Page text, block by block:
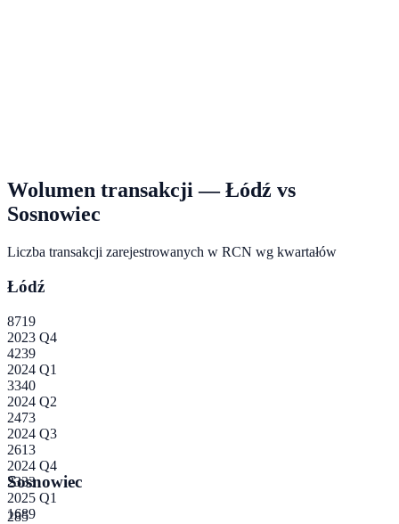
Wolumen transakcji —Łódź vs
Sosnowiec
Liczba transakcji zarejestrowanych w RCN wg kwartałów
Łódź
8719
2023 Q4
4239
2024 Q1
3340
2024 Q2
2473
2024 Q3
2613
2024 Q4
2333
2025 Q1
1689
Sosnowiec
285